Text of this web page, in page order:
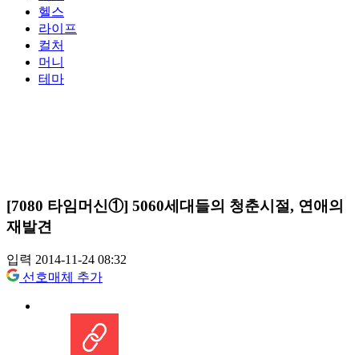
헬스
라이프
컬처
머니
테마
[7080 타임머신①] 5060세대들의 청춘시절, 연애의
재발견
입력 2014-11-24 08:32
선호매체 추가